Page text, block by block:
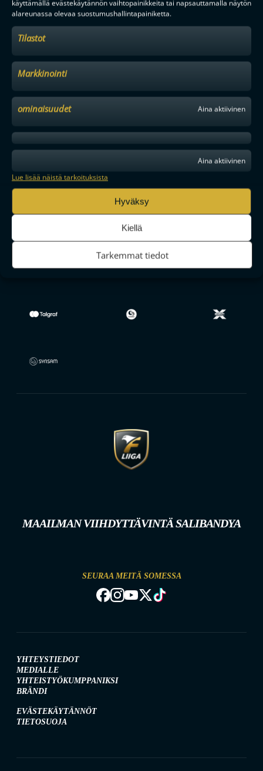
käyttämällä evästekäytännön vaihtopainikkeita tai napsauttamalla näytön
alareunassa olevaa suostumushallintapainiketta.
Tilastot
Markkinointi
ominaisuudet Aina aktiivinen
Aina aktiivinen
Lue lisää näistä tarkoituksista
Hyväksy
Kiellä
Tarkemmat tiedot
F-LIIGANKUMPPANIT
MAAILMAN VIIHDYTTÄVINTÄ SALIBANDYA
SEURAA MEITÄ SOMESSA
YHTEYSTIEDOT
MEDIALLE
YHTEISTYÖKUMPPANIKSI
BRÄNDI
EVÄSTEKÄYTÄNNÖT
TIETOSUOJA